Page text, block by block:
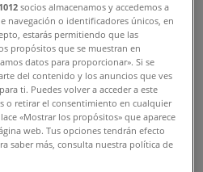
fra McDonald's
1012 socios almacenamos y accedemos a
navegación o identificadores únicos, en
estarás permitiendo que las
propósitos que se muestran en
datos para proporcionar». Si se
del contenido y los anuncios que ves
ti. Puedes volver a acceder a este
o retirar el consentimiento en cualquier
«Mostrar los propósitos» que aparece
web. Tus opciones tendrán efecto
saber más, consulta nuestra política de